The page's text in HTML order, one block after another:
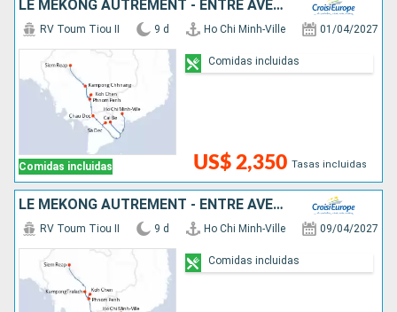
LE MÉKONG AUTREMENT - ENTRE AVENTURE ET SITES INCONTOURNABLES
Comidas incluidas
RV Toum Tiou II 9 d Ho Chi Minh-Ville 01/04/2027
US$ 2,350 Tasas incluidas
Comidas incluidas
LE MÉKONG AUTREMENT - ENTRE AVENTURE ET SITES INCONTOURNABLES
RV Toum Tiou II 9 d Ho Chi Minh-Ville 09/04/2027
Comidas incluidas